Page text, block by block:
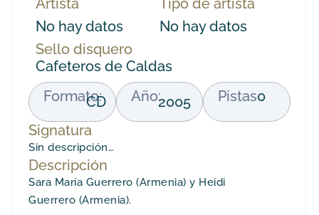
No hay datos
No hay datos
Sello disquero
Cafeteros de Caldas
Formato:
CD Año:2005 Pistas0
Signatura
Sin descripción…
Descripción
Sara María Guerrero (Armenia) y Heidi
Guerrero (Armenia).